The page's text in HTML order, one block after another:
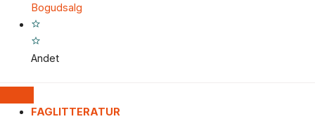
Bogudsalg
Andet
FAGLITTERATUR